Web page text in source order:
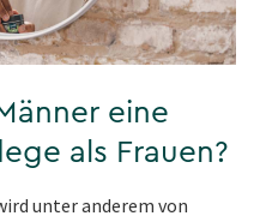
eine
als Frauen?
unter anderem von